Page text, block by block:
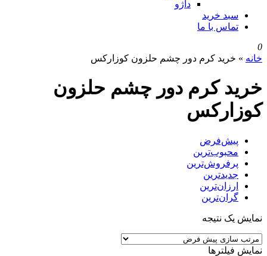
داژو
سبد خرید
تماس با ما
0
خانه » خرید کرم دور چشم حلزون کوزارکس
خرید کرم دور چشم حلزون
کوزارکس
پیش‌فرض
محبوب‌ترین
پرفروش‌ترین
جدیدترین
ارزان‌ترین
گران‌ترین
نمایش یک نتیجه
نمایش فیلترها